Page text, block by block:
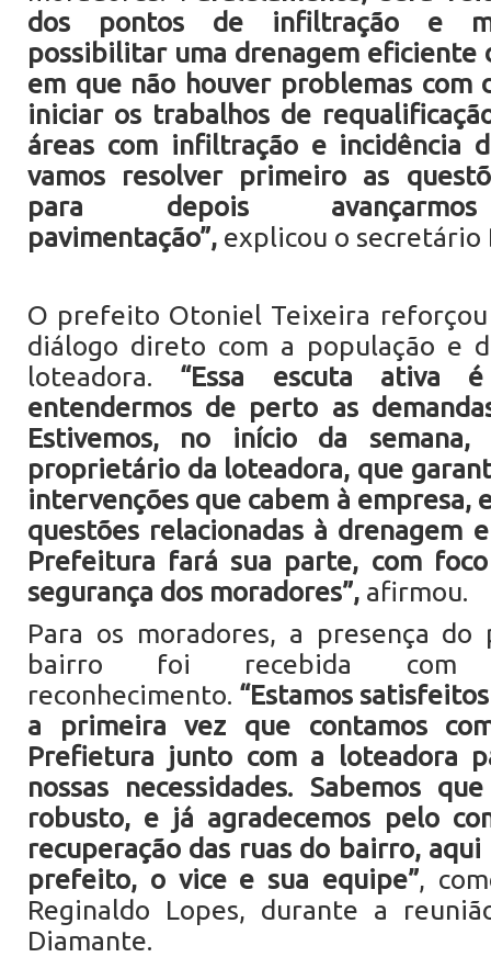
dos pontos de infiltração e
possibilitar uma drenagem eficiente
em que não houver problemas com
iniciar os trabalhos de
áreas com infiltração e incidência
vamos resolver primeiro as
para depois
pavimentação”, explicou o secretário
O prefeito Otoniel Teixeira
diálogo direto com a população e
loteadora. “Essa escuta ativa
entendermos de perto as
Estivemos, no início da
proprietário da loteadora, que
intervenções que cabem à empresa,
questões relacionadas à drenagem
Prefeitura fará sua parte, com
segurança dos moradores”, afirmou.
Para os moradores, a presença
bairro foi recebida com
reconhecimento. “Estamos
a primeira vez que contamos
Prefietura junto com a loteadora
nossas necessidades. Sabemos
robusto, e já agradecemos pelo
recuperação das ruas do bairro,
prefeito, o vice e sua equipe”,
Reginaldo Lopes, durante a
Diamante.